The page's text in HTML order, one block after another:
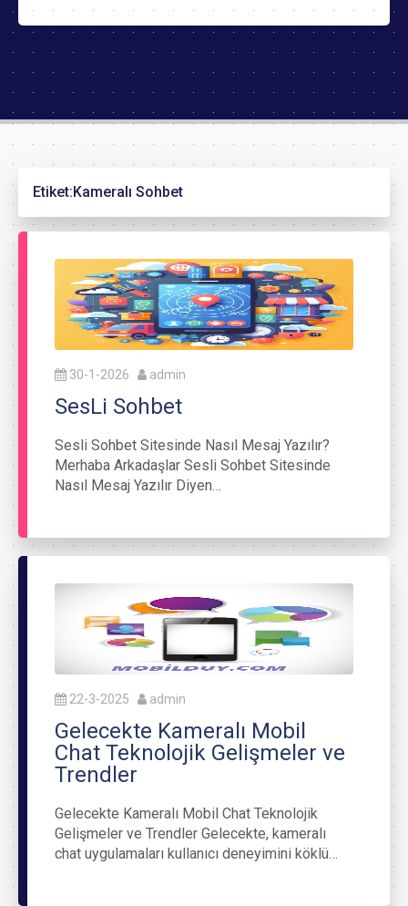
Etiket:Kameralı Sohbet
30-1-2026 admin
SesLi Sohbet
Sesli Sohbet Sitesinde Nasıl Mesaj Yazılır?
Merhaba Arkadaşlar Sesli Sohbet Sitesinde
Nasıl Mesaj Yazılır Diyen…
22-3-2025 admin
Gelecekte Kameralı Mobil
Chat Teknolojik Gelişmeler ve
Trendler
Gelecekte Kameralı Mobil Chat Teknolojik
Gelişmeler ve Trendler Gelecekte, kameralı
chat uygulamaları kullanıcı deneyimini köklü…